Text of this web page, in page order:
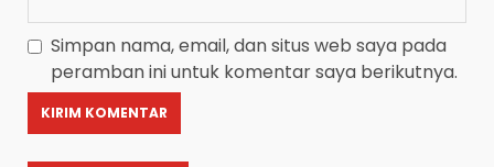
Simpan nama, email, dan situs web saya pada
peramban ini untuk komentar saya berikutnya.